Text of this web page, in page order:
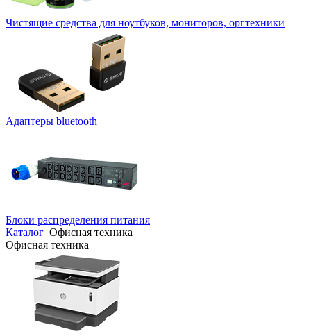
Чистящие средства для ноутбуков, мониторов, оргтехники
Адаптеры bluetooth
Блоки распределения питания
Каталог Офисная техника
Офисная техника